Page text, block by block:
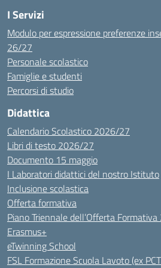
I Servizi
Modulo per espressione preferenze
26/27
Personale scolastico
Famiglie e studenti
Percorsi di studio
Didattica
Calendario Scolastico 2026/27
Libri di testo 2026/27
Documento 15 maggio
I Laboratori didattici del nostro Istituto
Inclusione scolastica
Offerta formativa
Piano Triennale dell’Offerta
Erasmus+
eTwinning School
FSL Formazione Scuola Lavoto (ex